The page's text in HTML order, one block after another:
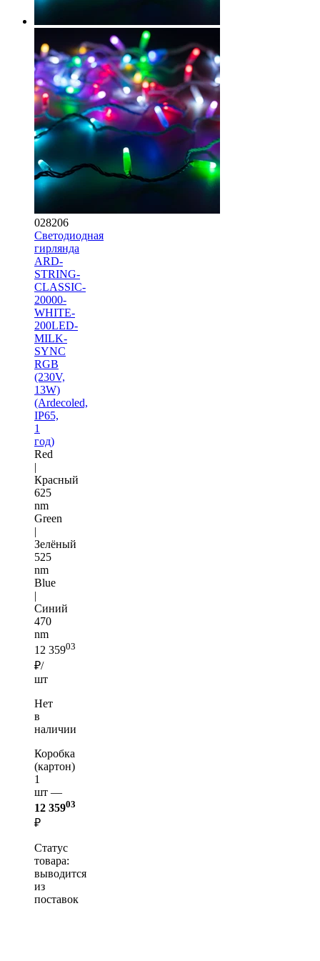
028206
Светодиодная
гирлянда
ARD-
STRING-
CLASSIC-
20000-
WHITE-
200LED-
MILK-
SYNC
RGB
(230V,
13W)
(Ardecoled,
IP65,
1
год)
Red
|
Красный
625
nm
Green
|
Зелёный
525
nm
Blue
|
Синий
470
nm
12 35903
₽/
шт
Нет
в
наличии
Коробка
(картон)
1
шт —
12 35903
₽
Статус
товара:
выводится
из
поставок